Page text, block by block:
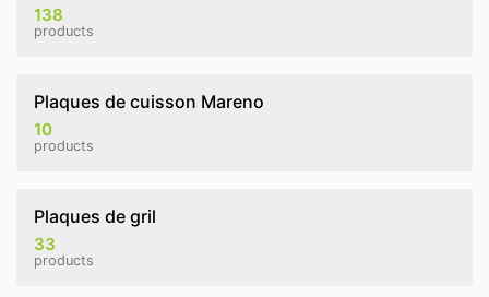
138
products
Plaques de cuisson Mareno
10
products
Plaques de gril
33
products